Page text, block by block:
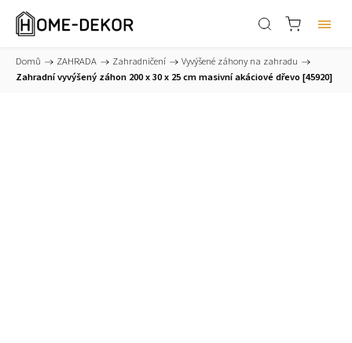
Domů / ZAHRADA / Zahradničení / Vyvýšené záhony na zahradu /
Zahradní vyvýšený záhon 200 x 30 x 25 cm masivní akáciové dřevo [45920]